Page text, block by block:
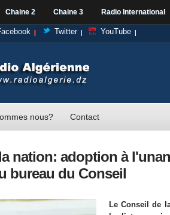
Chaine 2 Chaine 3 Radio International
Twitter YouTube
nous? Contact
nation: adoption à
bureau du Conseil
Le Conseil de